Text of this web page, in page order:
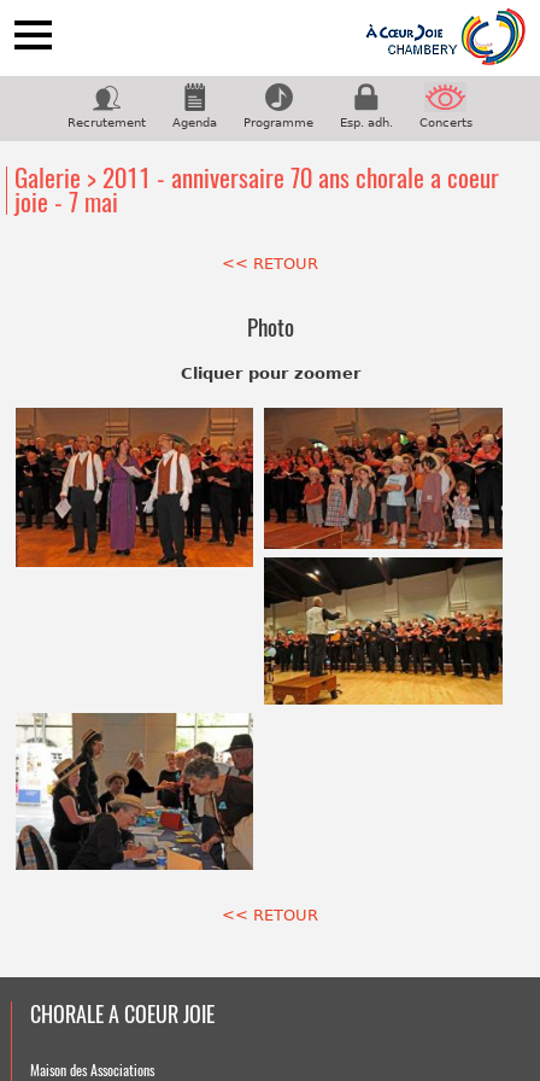
ACCUEIL
NOTRE CHORALE
COUPS DE COEUR
CONTACT
Recrutement Agenda Programme Esp. adh. Concerts
Galerie > 2011 - anniversaire 70 ans chorale a coeur
joie - 7 mai
<< RETOUR
Photo
Cliquer pour zoomer
<< RETOUR
CHORALE A COEUR JOIE
Maison des Associations